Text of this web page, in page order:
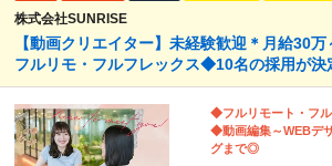
株式会社SUNRISE
【動画クリエイター】未経験歓迎＊月給30
フルリモ・フルフレックス◆10名の採用が
◆フルリモート・フ
◆動画編集～WEBデ
グまで◎